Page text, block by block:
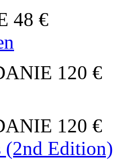
48 €
120 €
120 €
(2nd Edition)